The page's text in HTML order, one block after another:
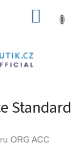
Standard
ORG ACC